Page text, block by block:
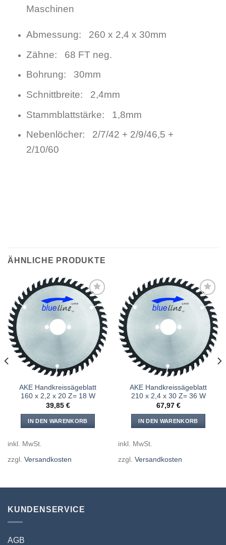
Maschinen
Abmessung: 260 x 2,4 x 30mm
Zähne: 68 FT neg.
Bohrung: 30mm
Schnittbreite: 2,4mm
Stammblattstärke: 1,8mm
Nebenlöcher: 2/7/42 + 2/9/46,5 +
2/10/60
ÄHNLICHE PRODUKTE
hinzufügen
AKE Handkreissägeblatt
160 x 2,2 x 20 Z= 18 W
39,85 €
IN DEN WARENKORB
inkl. MwSt.
zzgl. Versandkosten
hinzufügen
AKE Handkreissägeblatt
210 x 2,4 x 30 Z= 36 W
67,97 €
IN DEN WARENKORB
inkl. MwSt.
zzgl. Versandkosten
KUNDENSERVICE
AGB